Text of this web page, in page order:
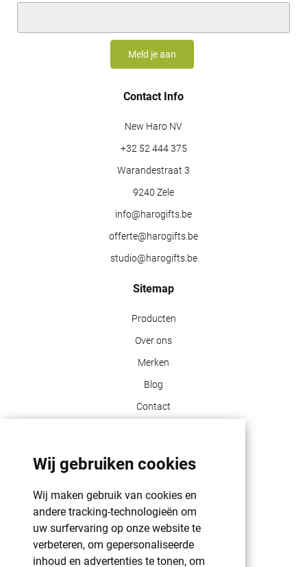
Wij gebruiken cookies
Wij maken gebruik van cookies en
andere tracking-technologieën om
uw surfervaring op onze website te
verbeteren, om gepersonaliseerde
inhoud en advertenties te tonen, om
Contact Info
New Haro NV
+32 52 444 375
Warandestraat 3
9240 Zele
info@harogifts.be
offerte@harogifts.be
studio@harogifts.be
Sitemap
Producten
Over ons
Merken
Blog
Contact
GDPR | PRIVACY POLICY | HAROGIFTS
PMS kleuren
Cookie beleid
Voorwaarden en bepalingen
Winkelwagen